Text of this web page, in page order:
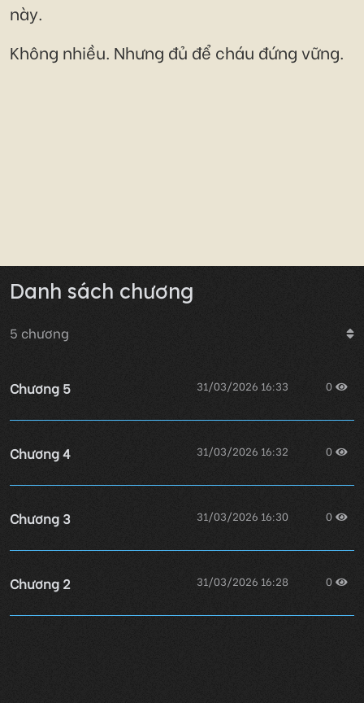
này.
Không nhiều. Nhưng đủ để cháu đứng vững.
Danh sách chương
5 chương
Chương 5 31/03/2026 16:33 0
Chương 4 31/03/2026 16:32 0
Chương 3 31/03/2026 16:30 0
Chương 2 31/03/2026 16:28 0